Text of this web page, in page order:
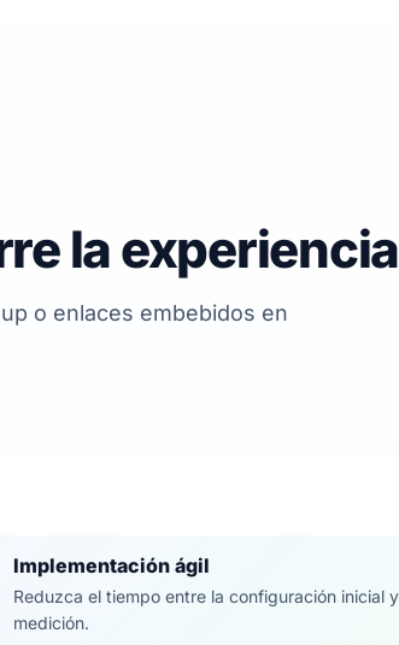
la experiencia
o enlaces embebidos en
Implementación ágil
Reduzca el tiempo entre la configuración inicial
medición.